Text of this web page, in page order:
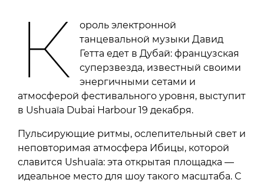
К
ороль электронной
танцевальной музыки Давид
Гетта едет в Дубай: французская
суперзвезда, известный своими
энергичными сетами и
атмосферой фестивального уровня, выступит
в Ushuaïa Dubai Harbour 19 декабря.
Пульсирующие ритмы, ослепительный свет и
неповторимая атмосфера Ибицы, которой
славится Ushuaïa: эта открытая площадка —
идеальное место для шоу такого масштаба. С